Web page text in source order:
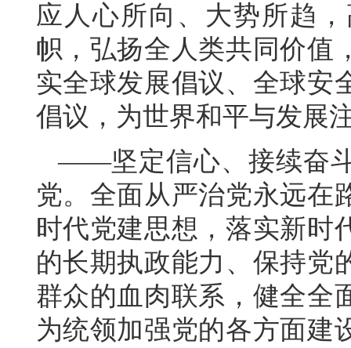
应人心所向、大势所趋
帜，弘扬全人类共同价值
实全球发展倡议、全球安
倡议，为世界和平与发展
——坚定信心、接续奋
党。全面从严治党永远在
时代党建思想，落实新时
的长期执政能力、保持党
群众的血肉联系，健全全
为统领加强党的各方面建